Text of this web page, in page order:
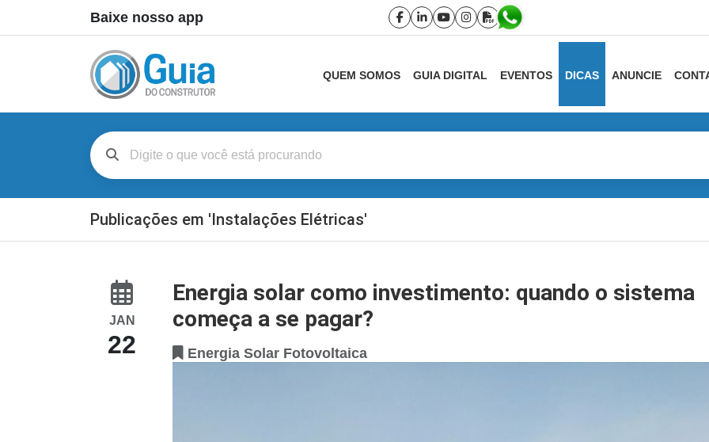
Baixe nosso app
QUEM SOMOS GUIA DIGITAL EVENTOS DICAS ANUNCIE
Publicações em 'Instalações Elétricas'
JAN
22
Energia solar como investimento: quando o sistema
começa a se pagar?
Energia Solar Fotovoltaica